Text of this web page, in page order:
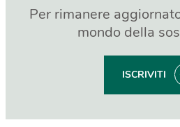
Per rimanere
mondo della
ISCRIVITI